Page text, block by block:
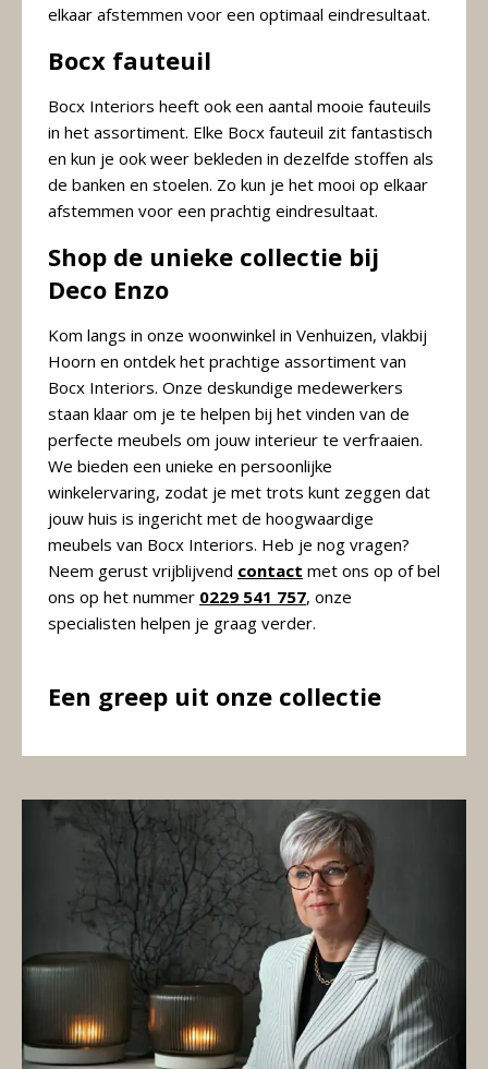
elkaar afstemmen voor een optimaal eindresultaat.
Bocx fauteuil
Bocx Interiors heeft ook een aantal mooie fauteuils
in het assortiment. Elke Bocx fauteuil zit fantastisch
en kun je ook weer bekleden in dezelfde stoffen als
de banken en stoelen. Zo kun je het mooi op elkaar
afstemmen voor een prachtig eindresultaat.
Shop de unieke collectie bij
Deco Enzo
Kom langs in onze woonwinkel in Venhuizen, vlakbij
Hoorn en ontdek het prachtige assortiment van
Bocx Interiors. Onze deskundige medewerkers
staan klaar om je te helpen bij het vinden van de
perfecte meubels om jouw interieur te verfraaien.
We bieden een unieke en persoonlijke
winkelervaring, zodat je met trots kunt zeggen dat
jouw huis is ingericht met de hoogwaardige
meubels van Bocx Interiors. Heb je nog vragen?
Neem gerust vrijblijvend contact met ons op of bel
ons op het nummer 0229 541 757, onze
specialisten helpen je graag verder.
Een greep uit onze collectie